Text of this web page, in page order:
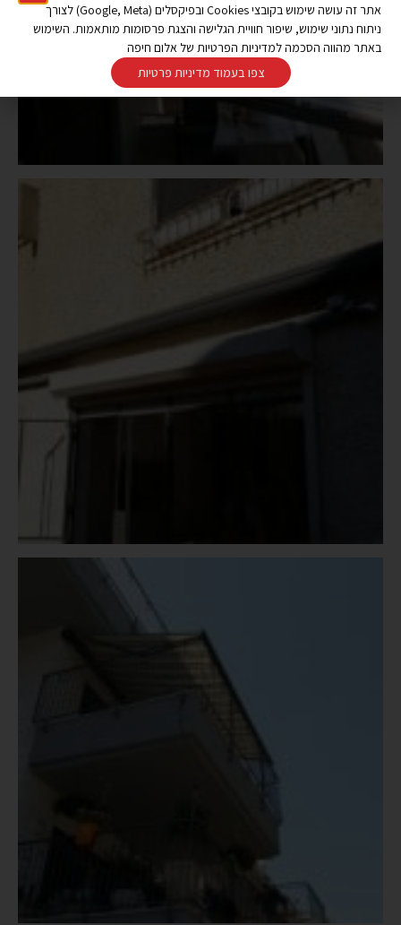
אתר זה עושה שימוש בקובצי Cookies ובפיקסלים (Google, Meta) לצורך
ניתוח נתוני שימוש, שיפור חוויית הגלישה והצגת פרסומות מותאמות. השימוש
באתר מהווה הסכמה למדיניות הפרטיות של אלום חיפה
צפו בעמוד מדיניות פרטיות